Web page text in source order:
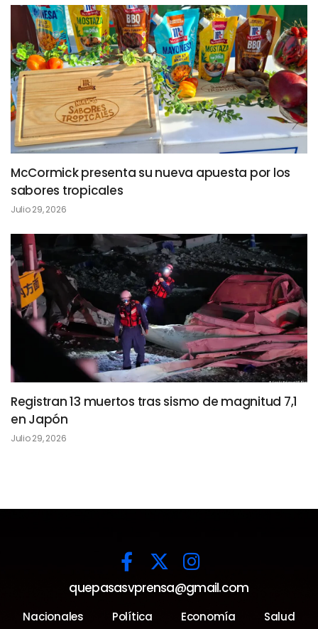
McCormick presenta su nueva apuesta por los
sabores tropicales
Julio 29, 2026
Registran 13 muertos tras sismo de magnitud 7,1
en Japón
Julio 29, 2026
quepasasvprensa@gmail.com
Nacionales Política Economía Salud